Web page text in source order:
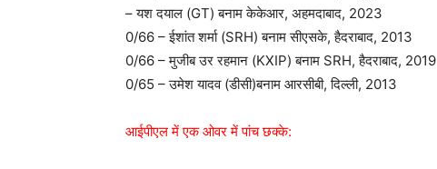
– यश दयाल (GT) बनाम केकेआर, अहमदाबाद, 2023
0/66 – ईशांत शर्मा (SRH) बनाम सीएसके, हैदराबाद, 2013
0/66 – मुजीब उर रहमान (KXIP) बनाम SRH, हैदराबाद, 2019
0/65 – उमेश यादव (डीसी)बनाम आरसीबी, दिल्ली, 2013
आईपीएल में एक ओवर में पांच छक्के: